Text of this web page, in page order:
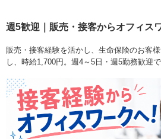
週5歓迎｜販売・接客からオフィス
販売・接客経験を活かし、生命保険のお客
し、時給1,700円。週4～5日・週5勤務歓迎で